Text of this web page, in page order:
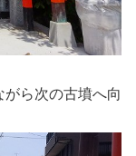
ら次の古墳へ向